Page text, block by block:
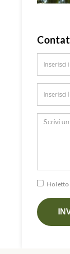
Messaggio
Ho letto